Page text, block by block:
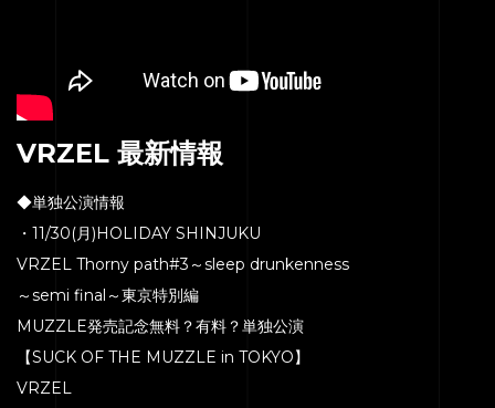
VRZEL 最新情報
◆単独公演情報
・11/30(月)HOLIDAY SHINJUKU
VRZEL Thorny path#3～sleep drunkenness
～semi final～東京特別編
MUZZLE発売記念無料？有料？単独公演
【SUCK OF THE MUZZLE in TOKYO】
VRZEL